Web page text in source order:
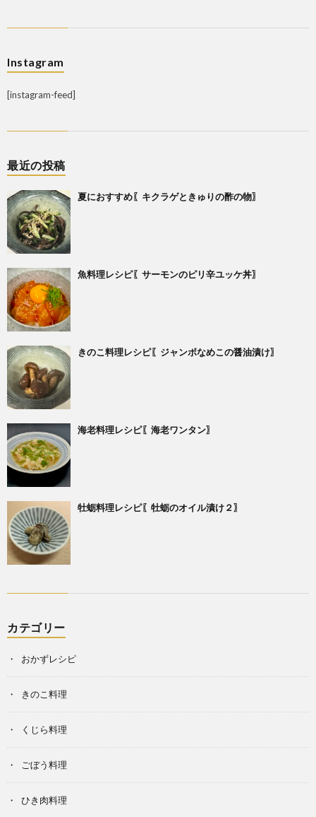
Instagram
[instagram-feed]
最近の投稿
夏におすすめ〖キクラゲときゅりの酢の物〗
魚料理レシピ〖サーモンのピリ辛ユッケ丼〗
きのこ料理レシピ〖ジャンボなめこの醤油漬け〗
海老料理レシピ〖海老ワンタン〗
牡蛎料理レシピ〖牡蛎のオイル漬け２〗
カテゴリー
おかずレシピ
きのこ料理
くじら料理
ごぼう料理
ひき肉料理